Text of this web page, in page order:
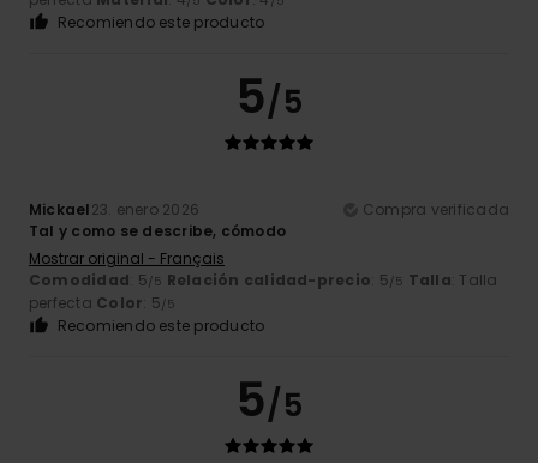
Recomiendo este producto
5/5
Mickael23. enero 2026
Compra verificada
Tal y como se describe, cómodo
Mostrar original - Français
Comodidad: 5/5 Relación calidad-precio: 5/5 Talla: Talla
perfecta Color: 5/5
Recomiendo este producto
5/5